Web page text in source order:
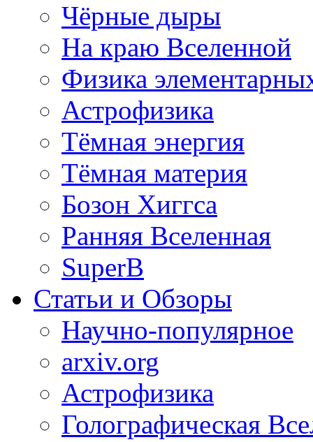
Чёрные дыры
На краю Вселенной
Физика
Астрофизика
Тёмная энергия
Тёмная материя
Бозон Хиггса
Ранняя Вселенная
SuperB
Статьи и Обзоры
Научно-популярное
arxiv.org
Астрофизика
Голографическая